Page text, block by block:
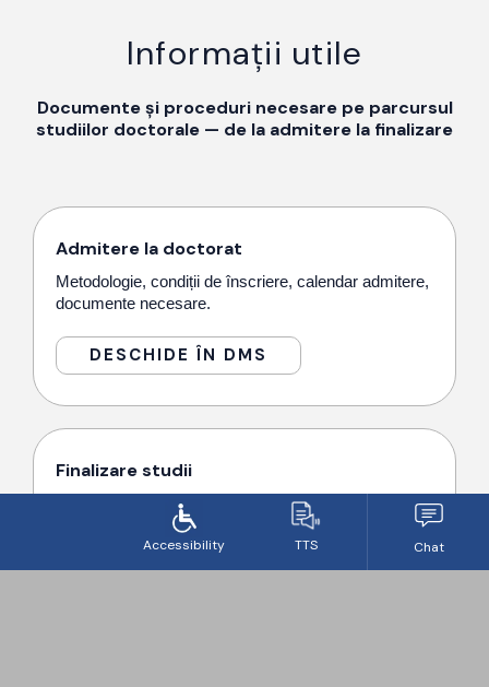
Informații utile
Documente și proceduri necesare pe parcursul
studiilor doctorale — de la admitere la finalizare
Admitere la doctorat
Metodologie, condiții de înscriere, calendar admitere,
documente necesare.
DESCHIDE ÎN DMS
Finalizare studii
Metodologie de finalizare, instrucțiuni pentru
susținerea publică a tezei de doctorat.
DESCHIDE ÎN DMS